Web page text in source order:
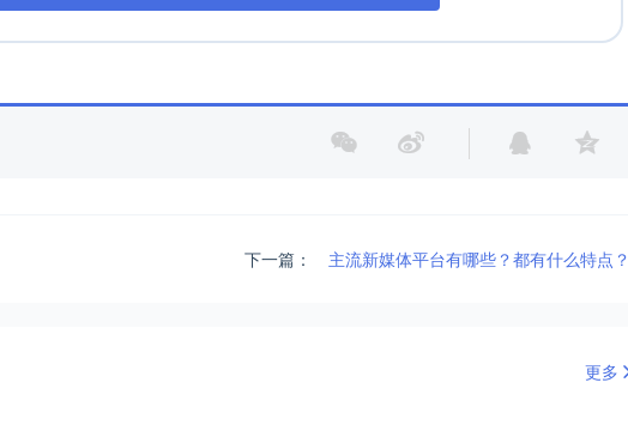
下一篇： 主流新媒体平台有哪些？都有什么特点？
更多